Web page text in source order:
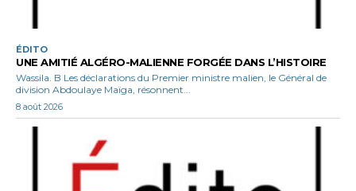
ÉDITO
UNE AMITIÉ ALGÉRO-MALIENNE FORGÉE DANS L’HISTOIRE
Wassila. B Les déclarations du Premier ministre malien, le Général de
division Abdoulaye Maïga, résonnent...
8 août 2026